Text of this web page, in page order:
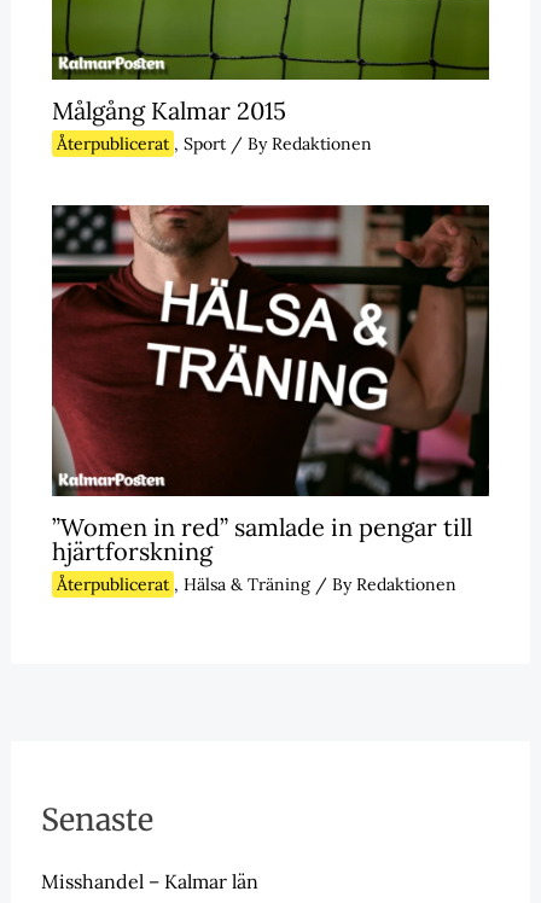
Målgång Kalmar 2015
Återpublicerat , Sport/ ByRedaktionen
”Women in red” samlade in pengar till
hjärtforskning
Återpublicerat , Hälsa & Träning/ ByRedaktionen
Senaste
Misshandel – Kalmar län